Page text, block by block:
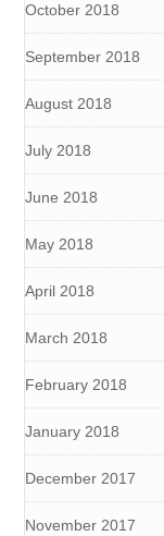
October 2018
September 2018
August 2018
July 2018
June 2018
May 2018
April 2018
March 2018
February 2018
January 2018
December 2017
November 2017